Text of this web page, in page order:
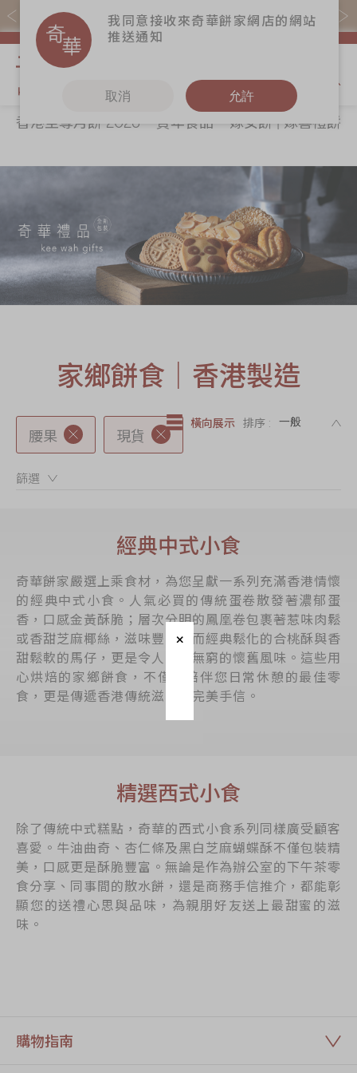
購物滿$368(折扣後)即免本地運費！
關於奇華
商務銷售
嫁喜須知
奇華網誌
奇華餅食
嫁女餅 | 嫁喜禮
餅
手信禮品
節日時令食品
茗茶系列
奇華迪士尼禮盒
奇華LINE
產品價目表
更多
奇華工作坊
奇華茶室
聯絡奇華
加入奇華
EN 简体
香港至尊月餅 2026 賀年食品
嫁女餅 | 嫁喜禮餅
家鄉餅食｜香港製造
腰果 現貨
篩選：
橫向展示 排序 :
經典中式小食
奇華餅家嚴選上乘食材，為您呈獻一系列充滿香港情懷
的經典中式小食。人氣必買的傳統蛋卷散發著濃郁蛋
香，口感金黃酥脆；層次分明的鳳凰卷包裹著惹味肉鬆
或香甜芝麻椰絲，滋味豐富；而經典鬆化的合桃酥與香
甜鬆軟的馬仔，更是令人回味無窮的懷舊風味。這些用
心烘焙的家鄉餅食，不僅是陪伴您日常休憩的最佳零
食，更是傳遞香港傳統滋味的完美手信。
精選西式小食
除了傳統中式糕點，奇華的西式小食系列同樣廣受顧客
喜愛。牛油曲奇、杏仁條及黑白芝麻蝴蝶酥不僅包裝精
美，口感更是酥脆豐富。無論是作為辦公室的下午茶零
食分享、同事間的散水餅，還是商務手信推介，都能彰
顯您的送禮心思與品味，為親朋好友送上最甜蜜的滋
味。
購物指南
我同意接收來奇華餅家網店的網站
推送通知
取消 允許